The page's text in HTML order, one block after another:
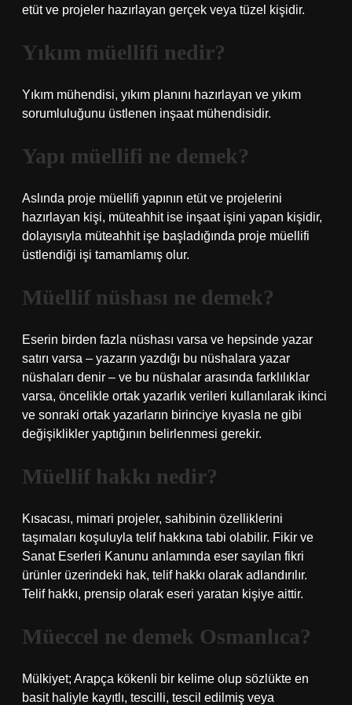
etüt ve projeler hazırlayan gerçek veya tüzel kişidir.
Yıkım müellifi nedir?
Yıkım mühendisi, yıkım planını hazırlayan ve yıkım
sorumluluğunu üstlenen inşaat mühendisidir.
Yapı müellifi ne demek?
Aslında proje müellifi yapının etüt ve projelerini
hazırlayan kişi, müteahhit ise inşaat işini yapan kişidir,
dolayısıyla müteahhit işe başladığında proje müellifi
üstlendiği işi tamamlamış olur.
Müellif nüshası ne demek?
Eserin birden fazla nüshası varsa ve hepsinde yazar
satırı varsa – yazarın yazdığı bu nüshalara yazar
nüshaları denir – ve bu nüshalar arasında farklılıklar
varsa, öncelikle ortak yazarlık verileri kullanılarak ikinci
ve sonraki ortak yazarların birinciye kıyasla ne gibi
değişiklikler yaptığının belirlenmesi gerekir.
Müellif hakkı nedir?
Kısacası, mimari projeler, sahibinin özelliklerini
taşımaları koşuluyla telif hakkına tabi olabilir. Fikir ve
Sanat Eserleri Kanunu anlamında eser sayılan fikri
ürünler üzerindeki hak, telif hakkı olarak adlandırılır.
Telif hakkı, prensip olarak eseri yaratan kişiye aittir.
Müeccel ne demek Osmanlıca?
Mülkiyet; Arapça kökenli bir kelime olup sözlükte en
basit haliyle kayıtlı, tescilli, tescil edilmiş veya